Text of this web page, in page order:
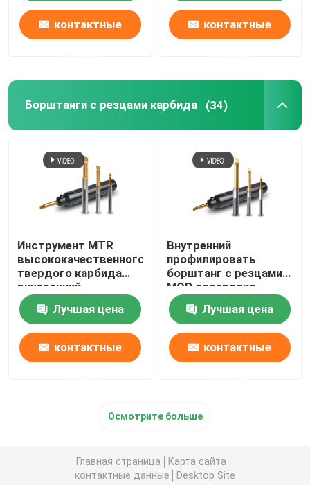
контактные контактные
Борштанги с резцами карбида (34)
Инструмент MTR
высококачественного
твердого карбида
внутренний
поворачивая для
мини поворачивая
токарного станка
Лучшая цена
контактные
Внутренний
профилировать
борштанг с резцами
MQR отверстия
борштанг с резцами
карбида крошечный
Лучшая цена
контактные
Осмотрите больше
Главная страница
Карта сайта
контактные данные
Desktop Site